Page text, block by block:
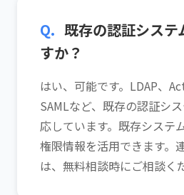
Q. 既存の認証システ
すか？
はい、可能です。LDAP、
SAMLなど、既存の認証シ
応しています。既存システ
権限情報を活用できます。
は、無料相談時にご相談く